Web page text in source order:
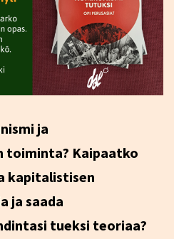
ja
toiminta? Kaipaatko
kapitalistisen
ja saada
tueksi teoriaa?